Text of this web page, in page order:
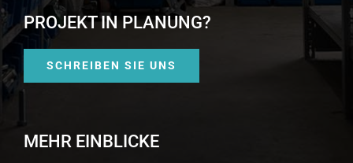
PROJEKT IN PLANUNG?
SCHREIBEN SIE UNS
MEHR EINBLICKE